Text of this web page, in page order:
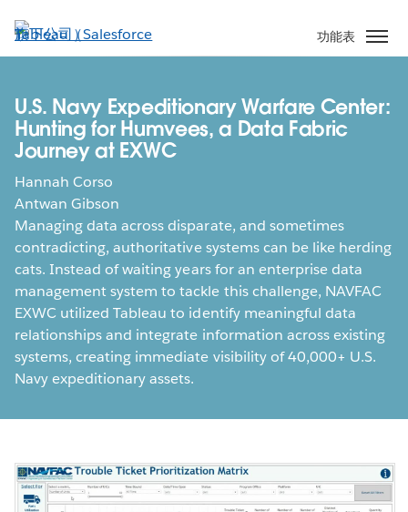
至
主
功能表
U.S. Navy Expeditionary Warfare Center:
Hunting for Humvees, a Data Fabric
Journey at EXWC
Hannah Corso
Antwan Gibson
Managing data across disparate, and sometimes
contradicting, authoritative systems can be like herding
cats. Instead of waiting years for an enterprise data
management system to tackle this challenge, NAVFAC
EXWC utilized Tableau to identify meaningful data
relationships and integrate information across existing
systems, creating immediate visibility of 40,000+ U.S.
Navy expeditionary assets.